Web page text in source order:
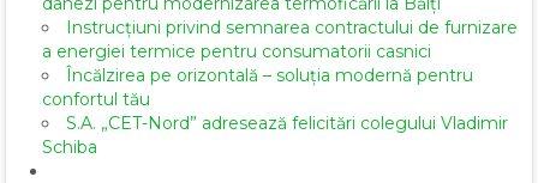
Instrucțiuni privind semnarea contractului de furnizare
a energiei termice pentru consumatorii casnici
Încălzirea pe orizontală – soluția modernă pentru
confortul tău
S.A. „CET-Nord” adresează felicitări colegului Vladimir
Schiba